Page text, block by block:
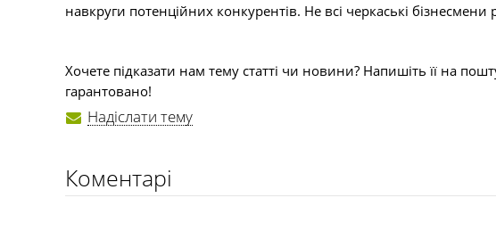
навкруги потенційних конкурентів. Не всі черкаські
Хочете підказати нам тему статті чи новини? Напишіть її на
гарантовано!
Надіслати тему
Коментарі